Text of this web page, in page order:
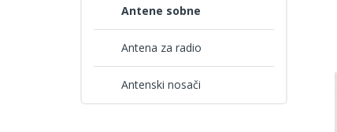
Antene sobne
Antena za radio
Antenski nosači